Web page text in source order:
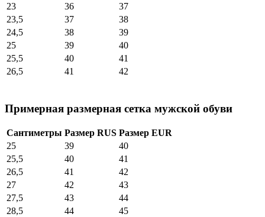
23
36
37
23,5
37
38
24,5
38
39
25
39
40
25,5
40
41
26,5
41 42
Примерная размерная сетка мужской обуви
Сантиметры Размер RUS Размер EUR
25
39
40
25,5
40
41
26,5
41
42
27
42
43
27,5
43
44
28,5
44
45